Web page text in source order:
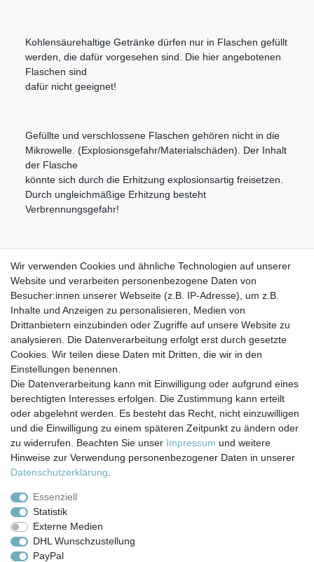
Kohlensäurehaltige Getränke dürfen nur in Flaschen gefüllt
werden, die dafür vorgesehen sind. Die hier angebotenen
Flaschen sind
dafür nicht geeignet!
Gefüllte und verschlossene Flaschen gehören nicht in die
Mikrowelle. (Explosionsgefahr/Materialschäden). Der Inhalt
der Flasche
könnte sich durch die Erhitzung explosionsartig freisetzen.
Durch ungleichmäßige Erhitzung besteht
Verbrennungsgefahr!
Flaschen nicht isoliert sind. Die Flaschen selbst halten
höhere Temperaturen
aus, allerdings besteht bei heißen Getränken
Verbrennungsgefahr.
Impressum Daten­schutz­erklärung AGB
Barrierefreiheitserklärung Widerrufs­recht
Versand- & Zahlungsbedingungen
Wir verwenden Cookies und ähnliche Technologien auf unserer
Website und verarbeiten personenbezogene Daten von
Besucher:innen unserer Webseite (z.B. IP-Adresse), um z.B.
Inhalte und Anzeigen zu personalisieren, Medien von
Drittanbietern einzubinden oder Zugriffe auf unsere Website zu
analysieren. Die Datenverarbeitung erfolgt erst durch gesetzte
Cookies. Wir teilen diese Daten mit Dritten, die wir in den
Einstellungen benennen.
Die Datenverarbeitung kann mit Einwilligung oder aufgrund eines
berechtigten Interesses erfolgen. Die Zustimmung kann erteilt
oder abgelehnt werden. Es besteht das Recht, nicht einzuwilligen
und die Einwilligung zu einem späteren Zeitpunkt zu ändern oder
zu widerrufen. Beachten Sie unser Impressum und weitere
Hinweise zur Verwendung personenbezogener Daten in unserer
Daten­schutz­erklärung
Essenziell
Statistik
Externe Medien
DHL Wunschzustellung
PayPal